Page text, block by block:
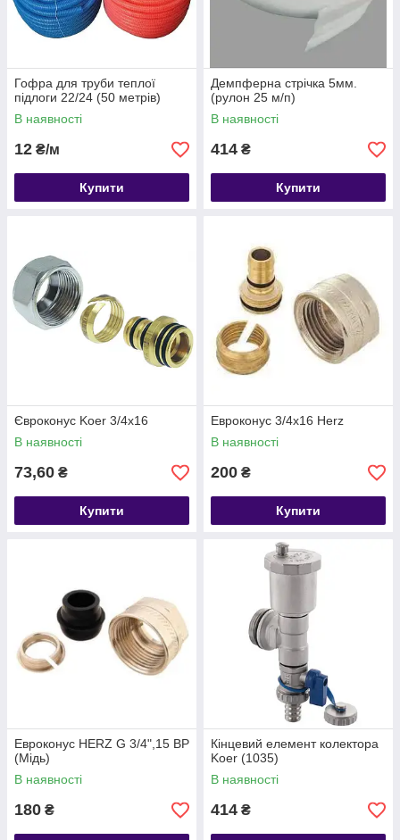
Гофра для труби теплої
підлоги 22/24 (50 метрів)
В наявності
12 ₴/м
Купити
Демпферна стрічка 5мм.
(рулон 25 м/п)
В наявності
414 ₴
Купити
Євроконус Koer 3/4x16
В наявності
73,60 ₴
Купити
Евроконус 3/4x16 Herz
В наявності
200 ₴
Купити
Евроконус HERZ G 3/4",15 ВР
(Мідь)
В наявності
180 ₴
Кінцевий елемент колектора
Koer (1035)
В наявності
414 ₴